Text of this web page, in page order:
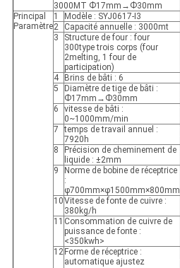
3000MT Ф17mm→Ф30mm
Principal
Paramètre
1 Modèle : SYJ0617-I3
2
Capacité annuelle : 3000mt
3
Structure de four : four
300type trois corps (four
2melting, 1 four de
participation)
4
Brins de bâti : 6
5
Diamètre de tige de bâti :
Ф17mm→Ф30mm
6
vitesse de bâti :
0~1000mm/min
7
temps de travail annuel :
7920h
8
Précision de cheminement de
liquide : ±2mm
9
Norme de bobine de réceptrice
:
φ700mm×φ1500mm×800mm
10Vitesse de fonte de cuivre :
380kg/h
11 Consommation de cuivre de
puissance de fonte :
<350kwh>
12 Forme de réceptrice :
automatique ajustez